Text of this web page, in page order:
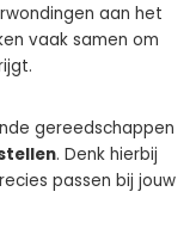
aan het
vaak samen om
gereedschappen
. Denk hierbij
passen bij jouw